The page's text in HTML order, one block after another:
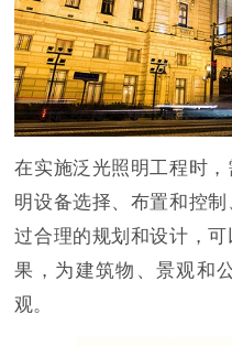
在实施泛光照明工程时
明设备选择、布置和控
过合理的规划和设计，
果，为建筑物、景观和
观。